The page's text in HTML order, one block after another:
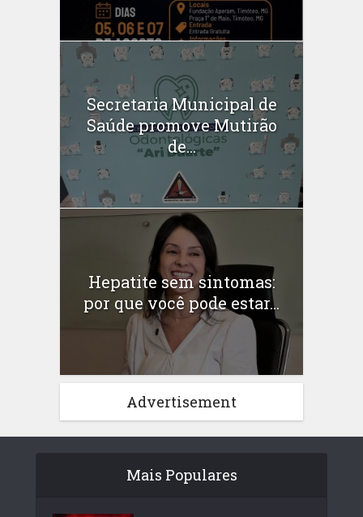
Secretaria Municipal de
Saúde promove Mutirão
de...
Hepatite sem sintomas:
por que você pode estar...
Advertisement
Mais Populares